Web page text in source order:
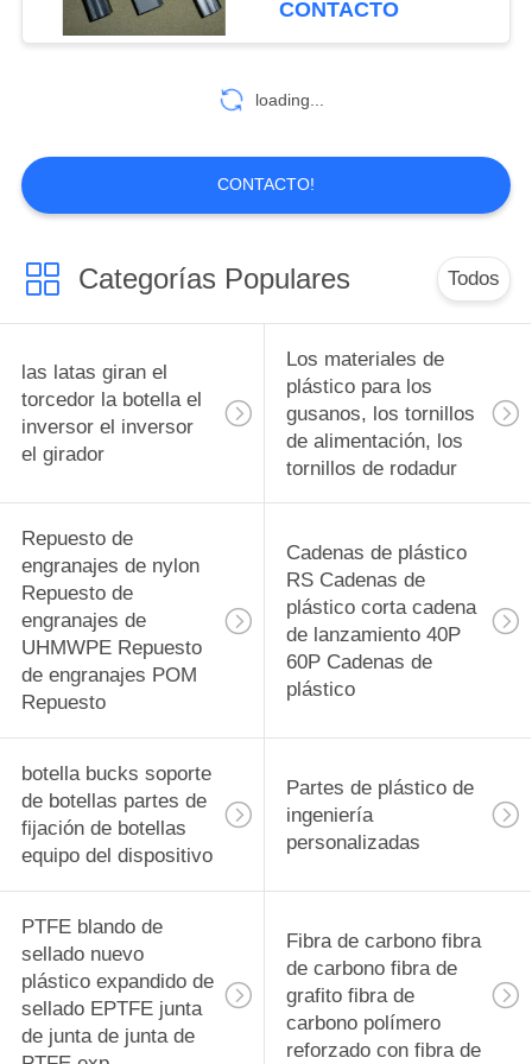
polímero reforzado
con fibra de
Diseño de moldes
piezas de piezas de
accesorios
10
Pistones bujes de
rodamiento
Ingeniería Plásticos
pistones bujes de
rodamiento
6
PVDF Material de
precisión
Componentes
mecanizados CNC
29
Tecapeek CNC
PEEK Partes
mecanizadas,
componentes
mecanizados PEEK
CONTACTO
loading...
CONTACTO!
Categorías Populares Todos
las latas giran el
torcedor la botella el
inversor el inversor
el girador
Los materiales de
plástico para los
gusanos, los tornillos
de alimentación, los
tornillos de rodadur
Repuesto de
engranajes de nylon
Repuesto de
engranajes de
UHMWPE Repuesto
de engranajes POM
Repuesto
Cadenas de plástico
RS Cadenas de
plástico corta cadena
de lanzamiento 40P
60P Cadenas de
plástico
botella bucks soporte
de botellas partes de
fijación de botellas
equipo del dispositivo
Partes de plástico de
ingeniería
personalizadas
PTFE blando de
sellado nuevo
plástico expandido de
sellado EPTFE junta
de junta de junta de
Fibra de carbono fibra
de carbono fibra de
grafito fibra de
carbono polímero
reforzado con fibra de